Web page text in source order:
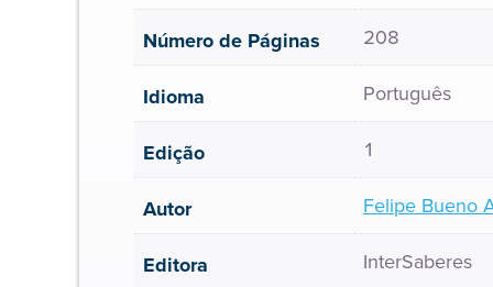
Número de Páginas 208
Idioma Português
Edição 1
Autor Felipe Bueno
Editora InterSaberes